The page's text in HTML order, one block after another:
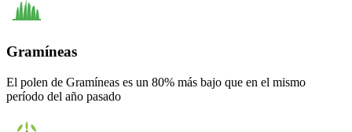
Gramíneas
El polen de Gramíneas es un 80% más bajo que en el mismo
período del año pasado